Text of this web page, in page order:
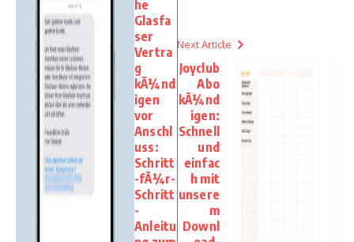
he
Glasfa
ser
Vertra
g
kÃ¼nd
igen
vor
Anschl
uss:
Schritt
-fÃ¼r-
Schritt
-
Anleitu
Next Article
Joyclub
Abo
kÃ¼nd
igen:
Schnell
und
einfac
h mit
unsere
m
Downl